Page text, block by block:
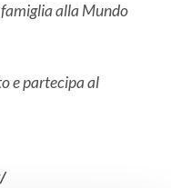
alla Mundo
e partecipa al